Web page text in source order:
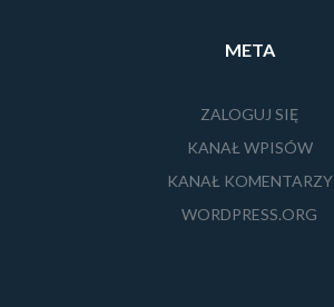
META
ZALOGUJ SIĘ
KANAŁ WPISÓW
KANAŁ KOMENTARZY
WORDPRESS.ORG